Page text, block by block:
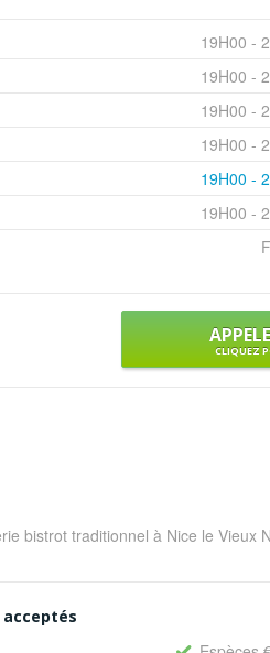
19H00 -
19H00 -
19H00 -
19H00 -
19H00 -
19H00 -
CLIQUEZ
bistrot traditionnel à Nice le Vieux